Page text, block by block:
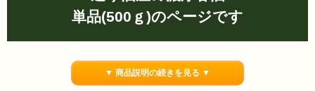
単品(500ｇ)のページです
▼ 商品説明の続きを見る ▼